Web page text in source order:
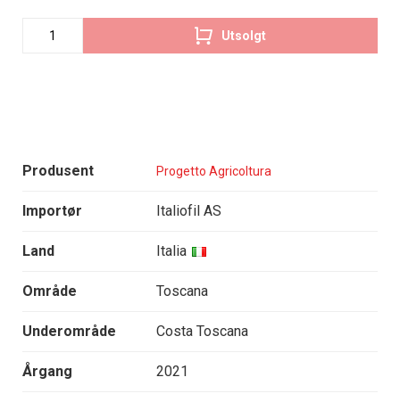
Produsent Progetto Agricoltura
Importør Italiofil AS
Land Italia
Område Toscana
Underområde Costa Toscana
Årgang 2021
Utsolgt